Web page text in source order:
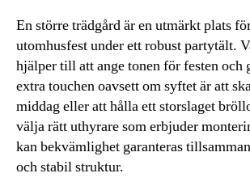
En större trädgård är en utmärkt plats
utomhusfest under ett robust partytält.
hjälper till att ange tonen för festen och
extra touchen oavsett om syftet är att
middag eller att hålla ett storslaget
välja rätt uthyrare som erbjuder
kan bekvämlighet garanteras
och stabil struktur.